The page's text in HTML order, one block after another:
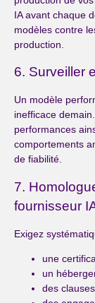
IA avant chaque
modèles contre
production.
6. Surveiller
Un modèle
inefficace
performances
comportements
de fiabilité.
7.
fournisseur
Exigez
une
un
des